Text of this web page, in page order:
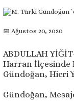
📅 Ağustos 20, 2020
ABDULLAH
Harran İlçesinde
Gündoğan, Hicri
Gündoğan,